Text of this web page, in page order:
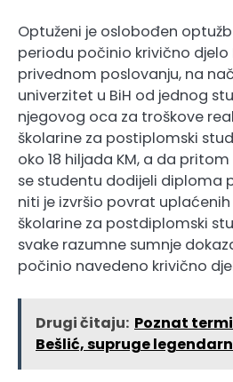
Optuženi je oslobođen
periodu počinio krivično djelo
privednom poslovanju, na
univerzitet u BiH od jednog
njegovog oca za troškove
školarine za postiplomski
oko 18 hiljada KM, a da
se studentu dodijeli diploma
niti je izvršio povrat
školarine za postdiplomski
svake razumne sumnje
počinio navedeno krivično
Drugi čitaju: Poznat
Bešlić, supruge